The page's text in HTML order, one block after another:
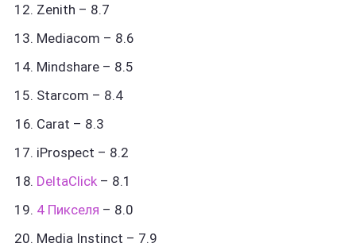
Zenith – 8.7
Mediacom – 8.6
Mindshare – 8.5
Starcom – 8.4
Carat – 8.3
iProspect – 8.2
DeltaClick – 8.1
4 Пикселя – 8.0
Media Instinct – 7.9